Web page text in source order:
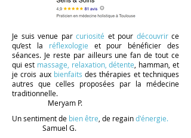
Je suis venue par curiosité et pour découvrir ce
qu’est la réflexologie et pour bénéficierdes
séances. Je reste par ailleurs une fan de tout ce
qui est massage, relaxation, détente , hamman, et
je crois aux bienfaitsdes thérapies et techniques
autres que celles proposées par la médecine
traditionnelle.
Meryam P.
Un sentiment de bien être , de regaind'énergie.
Samuel G.